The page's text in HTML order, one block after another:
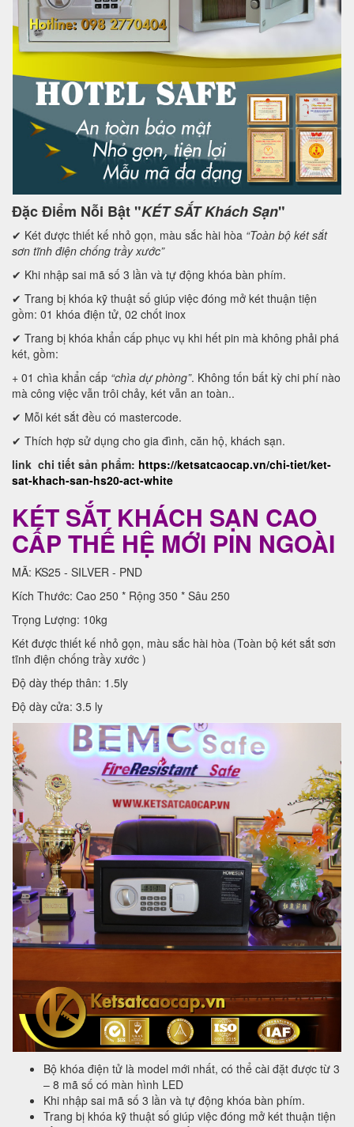
Đặc Điểm Nỗi Bật "KÉT SẮT Khách Sạn"
✔ Két được thiết kế nhỏ gọn, màu sắc hài hòa “Toàn bộ két sắt
sơn tĩnh điện chống trầy xước”
✔ Khi nhập sai mã số 3 lần và tự động khóa bàn phím.
✔ Trang bị khóa kỹ thuật số giúp việc đóng mở két thuận tiện
gồm: 01 khóa điện tử, 02 chốt inox
✔ Trang bị khóa khẩn cấp phục vụ khi hết pin mà không phải phá
két, gồm:
+ 01 chìa khẩn cấp “chìa dự phòng”. Không tốn bất kỳ chi phí nào
mà công việc vẫn trôi chảy, két vẫn an toàn..
✔ Mỗi két sắt đều có mastercode.
✔ Thích hợp sử dụng cho gia đình, căn hộ, khách sạn.
link chi tiết sản phẩm: https://ketsatcaocap.vn/chi-tiet/ket-
sat-khach-san-hs20-act-white
KÉT SẮT KHÁCH SẠN CAO
CẤP THẾ HỆ MỚI PIN NGOÀI
MÃ: KS25 - SILVER - PND
Kích Thước: Cao 250 * Rộng 350 * Sâu 250
Trọng Lượng: 10kg
Két được thiết kế nhỏ gọn, màu sắc hài hòa (Toàn bộ két sắt sơn
tĩnh điện chống trầy xước )
Độ dày thép thân: 1.5ly
Độ dày cửa: 3.5 ly
Bộ khóa điện tử là model mới nhất, có thể cài đặt được từ 3
– 8 mã số có màn hình LED
Khi nhập sai mã số 3 lần và tự động khóa bàn phím.
Trang bị khóa kỹ thuật số giúp việc đóng mở két thuận tiện